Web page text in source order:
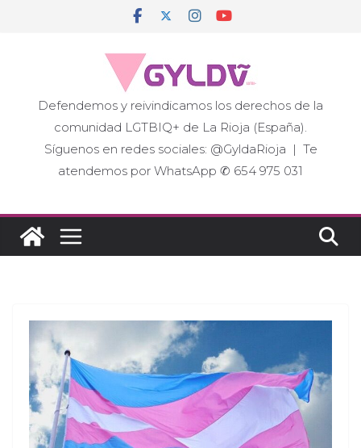
Defendemos y reivindicamos los derechos de la
comunidad LGTBIQ+ de La Rioja (España).
Síguenos en redes sociales: @GyldaRioja | Te
atendemos por WhatsApp ✆ 654 975 031